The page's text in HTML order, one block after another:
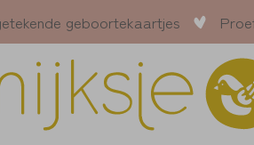
geboortekaartjes